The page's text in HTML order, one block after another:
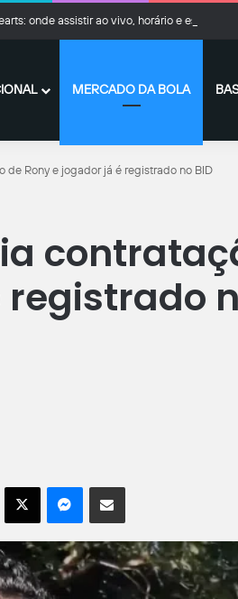
onde assistir ao vivo, horário e escalações
MERCADO DA BOLA
Rony e jogador já é registrado no BID
X MessengerCompartilhar por e-mail